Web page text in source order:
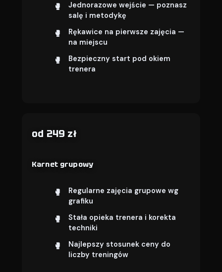
Jednorazowe wejście — poznasz
salę i metodykę
Rękawice na pierwsze zajęcia —
na miejscu
Bezpieczny start pod okiem
trenera
od 249 zł
Karnet grupowy
Regularne zajęcia grupowe wg
grafiku
Stała opieka trenera i korekta
techniki
Najlepszy stosunek ceny do
liczby treningów